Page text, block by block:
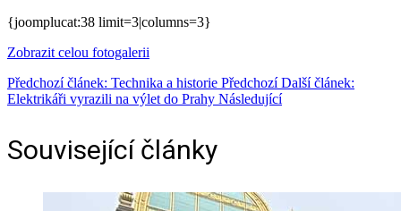
{joomplucat:38 limit=3|columns=3}
Zobrazit celou fotogalerii
Předchozí článek: Technika a historie Předchozí Další článek:
Elektrikáři vyrazili na výlet do Prahy Následující
Související články